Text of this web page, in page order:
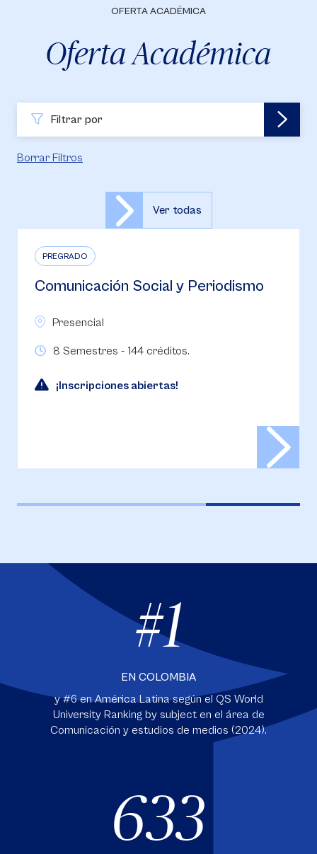
OFERTA ACADÉMICA
Oferta Académica
Filtrar por
Borrar Filtros
Ver todas
PREGRADO
Comunicación Social y Periodismo
Presencial
8 Semestres - 144 créditos.
¡Inscripciones abiertas!
#1
EN COLOMBIA
y #6 en América Latina según el QS World
University Ranking by subject en el área de
Comunicación y estudios de medios (2024).
633